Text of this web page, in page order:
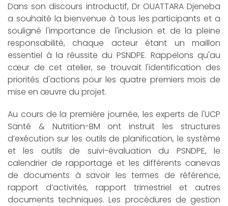
Dans son discours introductif, Dr OUATTARA Djeneba
a souhaité la bienvenue à tous les participants et a
souligné l'importance de l'inclusion et de la pleine
responsabilité, chaque acteur étant un maillon
essentiel à la réussite du PSNDPE. Rappelons qu'au
cœur de cet atelier, se trouvait l'identification des
priorités d'actions pour les quatre premiers mois de
mise en œuvre du projet.
Au cours de la première journée, les experts de l'UCP
Santé & Nutrition-BM ont instruit les structures
d’exécution sur les outils de planification, le système
et les outils de suivi-évaluation du PSNDPE, le
calendrier de rapportage et les différents canevas
de documents à savoir les termes de référence,
rapport d’activités, rapport trimestriel et autres
documents techniques. Les procédures de gestion